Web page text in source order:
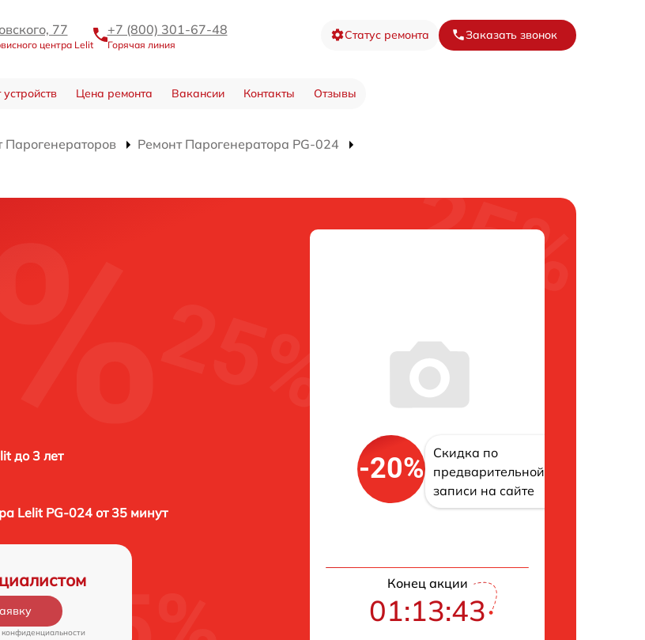
77
центра Lelit
+7 (800) 301-67-48
Горячая линия
Статус ремонта Заказать звонок
Цена ремонта Вакансии Контакты Отзывы
Парогенераторов
Ремонт Парогенератора PG-024
до 3 лет
Lelit PG-024 от 35 минут
-20%
Скидка по
предварительной
записи на сайте
Конец акции
01:13:42